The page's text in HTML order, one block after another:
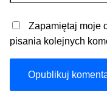
mail*
Zapamiętaj moje
pisania kolejnych